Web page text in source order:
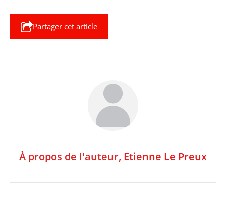
Partager cet article
À propos de l'auteur, Etienne Le Preux